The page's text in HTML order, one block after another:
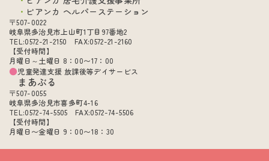
ビアンカ ヘルパーステーション
〒507-0022
岐阜県多治見市上山町1丁目97番地2
TEL:0572-21-2150 FAX:0572-21-2160
【受付時間】
月曜日～土曜日 8：00〜17：00
児童発達支援 放課後等デイサービス
まあぶる
〒507-0055
岐阜県多治見市喜多町4-16
TEL:0572-74-5505 FAX:0572-74-5506
【受付時間】
月曜日〜金曜日 9：00〜18：30